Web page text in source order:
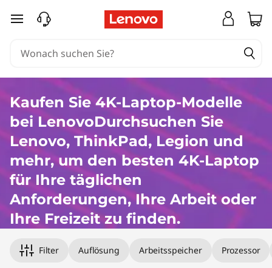
L
a
p
t
o
p
zum Hauptinhalt springen
Kaufen Sie 4K-Laptop-Modelle
bei LenovoDurchsuchen Sie
Lenovo, ThinkPad, Legion und
mehr, um den besten 4K-Laptop
für Ihre täglichen
Anforderungen, Ihre Arbeit oder
Ihre Freizeit zu finden.
Filter Auflösung Arbeitsspeicher Prozessor